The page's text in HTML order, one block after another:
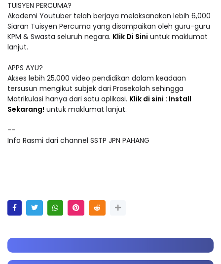
TUISYEN PERCUMA?
Akademi Youtuber telah berjaya melaksanakan lebih 6,000
Siaran Tuisyen Percuma yang disampaikan oleh guru-guru
KPM & Swasta seluruh negara. Klik Di Sini untuk maklumat
lanjut.
APPS AYU?
Akses lebih 25,000 video pendidikan dalam keadaan
tersusun mengikut subjek dari Prasekolah sehingga
Matrikulasi hanya dari satu aplikasi. Klik di sini : Install
Sekarang! untuk maklumat lanjut.
--
Info Rasmi dari channel SSTP JPN PAHANG